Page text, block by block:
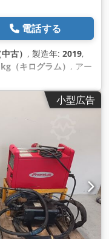
電話する
古） , 製造年: 2019,
（キログラム） , アー
カー:
2256-C101#EGN,
小型広告